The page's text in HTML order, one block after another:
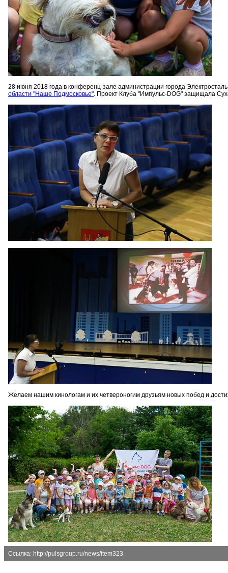
28 июня 2018 года в конференц-зале администрации города
области "Наше Подмосковье". Проект Клуба "Импульс-DOG" защищала
Желаем нашим кинологам и их четвероногим друзьям новых побед и
Ссылка: http://pulsgroup.ru/news/item323